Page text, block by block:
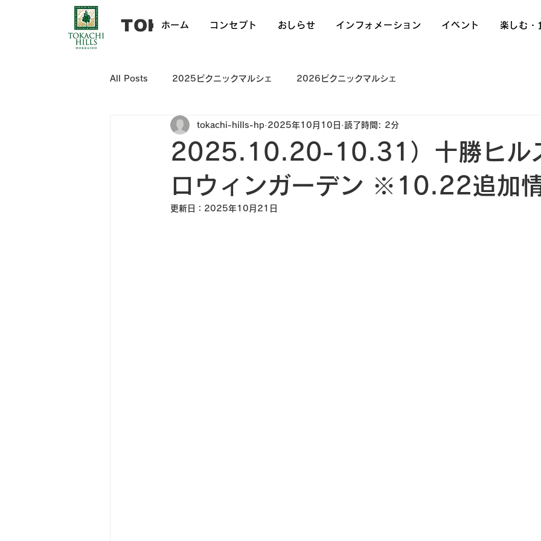
​TOKACHI HILLS
ホーム コンセプト おしらせ インフォメーション イベント 楽しむ・
All Posts 2025ピクニックマルシェ 2026ピクニックマルシェ
2025.10.20-10.31）十勝ヒル
ロウィンガーデン ※10.22追加
tokachi-hills-hp 2025年10月10日 読了時間: 2分
更新日： 2025年10月21日